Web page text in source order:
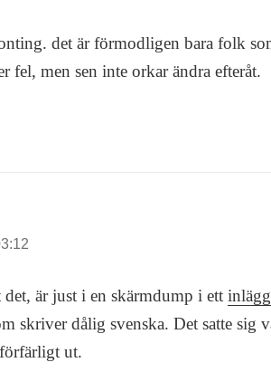
det är förmodligen bara folk
fel, men sen inte orkar ändra efteråt.
det, är just i en skärmdump i ettinlägg
skriver dålig svenska. Det satte sig
ut.